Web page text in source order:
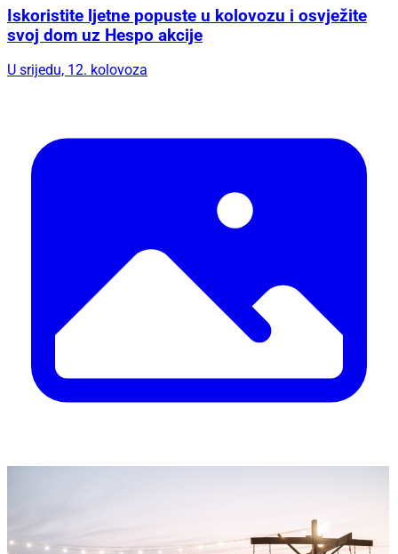
Iskoristite ljetne popuste u kolovozu i osvježite
svoj dom uz Hespo akcije
U srijedu, 12. kolovoza